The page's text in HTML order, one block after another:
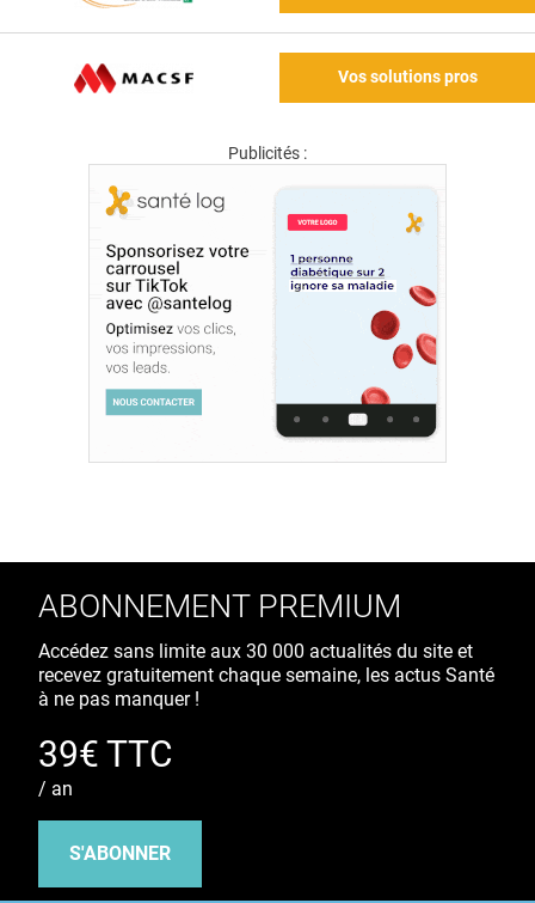
Vos solutions pros
Publicités :
ABONNEMENT PREMIUM
Accédez sans limite aux 30 000 actualités du site et
recevez gratuitement chaque semaine, les actus Santé
à ne pas manquer !
39€ TTC
/ an
S'ABONNER